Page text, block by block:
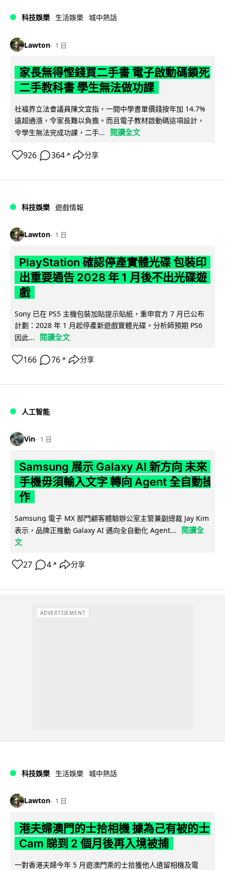
科技娛樂 生活娛樂 城中熱話
Lawton 1 日
家長無得慳錢買二手書 電子啟動碼鎖死
二手教科書 學生無法做功課
社福界立法會議員陳文宜指，一間中學書單價錢按年加 14.7%
遠超通漲，令家長難以負擔。而且電子教材啟動碼這項設計，
令學生無法完成功課，二手...
閱讀全文
926 364 ↗ 分享
科技娛樂 遊戲情報
Lawton 1 日
PlayStation 確認停產實體光碟 包裝印
出重要通告 2028 年 1 月後不出光碟遊
戲
Sony 已在 PS5 主機包裝加貼提示貼紙，重申官方 7 月已公布
計劃：2028 年 1 月起停產新遊戲實體光碟。分析師預期 PS6
因此...
閱讀全文
166 76 ↗ 分享
人工智能
Vin 1 日
Samsung 展示 Galaxy AI 新方向 未來
手機毋須輸入文字 轉向 Agent 全自動操
作
Samsung 電子 MX 部門顧客體驗辦公室主管兼副總裁 Jay Kim
表示，品牌正推動 Galaxy AI 邁向全自動化 Agent...
閱讀全
文
27 4 ↗ 分享
ADVERTISEMENT
科技娛樂 生活娛樂 城中熱話
Lawton 1 日
港夫婦澳門的士拾相機 據為己有被的士
Cam 睇到 2 個月後再入境被捕
一對香港夫婦今年 5 月遊澳門乘的士拾獲他人遺留相機及電